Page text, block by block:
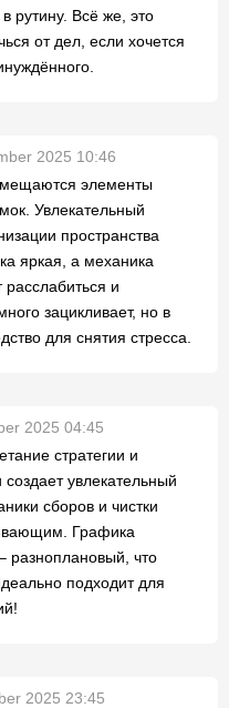
рутину. Всё же, это
от дел, если хочется
2025 10:46
элементы
Увлекательный
пространства
яркая, а механика
расслабиться и
зацикливает, но в
для снятия стресса.
2025 04:45
стратегии и
увлекательный
сборов и чистки
Графика
разноплановый, что
подходит для
2025 23:45